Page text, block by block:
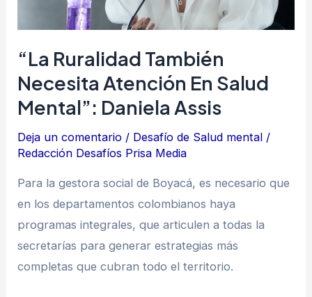
“La Ruralidad También
Necesita Atención En Salud
Mental”: Daniela Assis
Deja un comentario / Desafío de Salud mental /
Redacción Desafíos Prisa Media
Para la gestora social de Boyacá, es necesario que
en los departamentos colombianos haya
programas integrales, que articulen a todas la
secretarías para generar estrategias más
completas que cubran todo el territorio.
mental”:
Daniela